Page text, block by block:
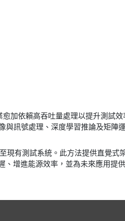
加依賴高吞吐量處理以提升測試
訊號處理、深度學習推論及矩陣
現有測試系統。此方法提供直覺式
增進能源效率，並為未來應用提